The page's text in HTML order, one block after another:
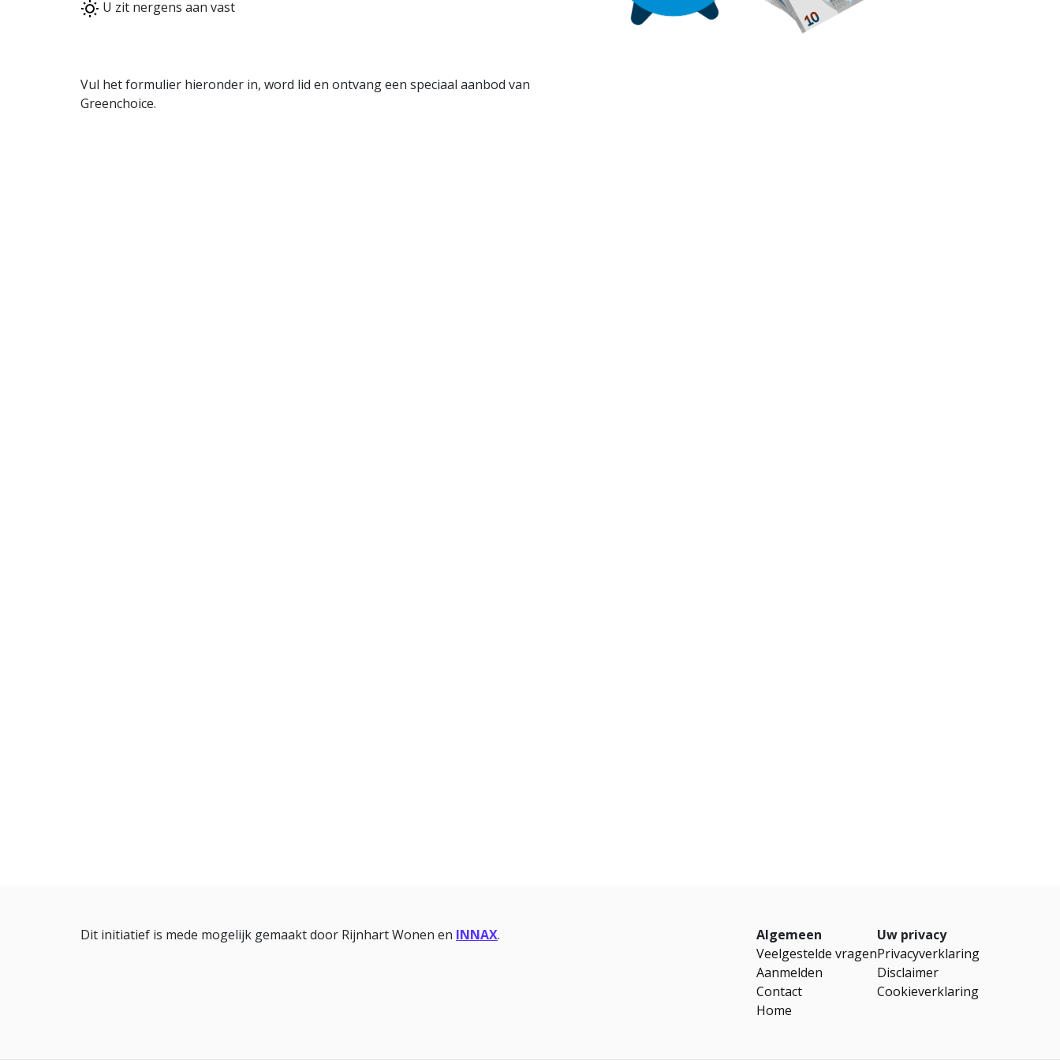
U zit nergens aan vast
Vul het formulier hieronder in, word lid en ontvang een speciaal aanbod van
Greenchoice.
Dit initiatief is mede mogelijk gemaakt door Rijnhart Wonen en INNAX.
Algemeen
Veelgestelde vragen
Aanmelden
Contact
Home
Uw privacy
Privacyverklaring
Disclaimer
Cookieverklaring